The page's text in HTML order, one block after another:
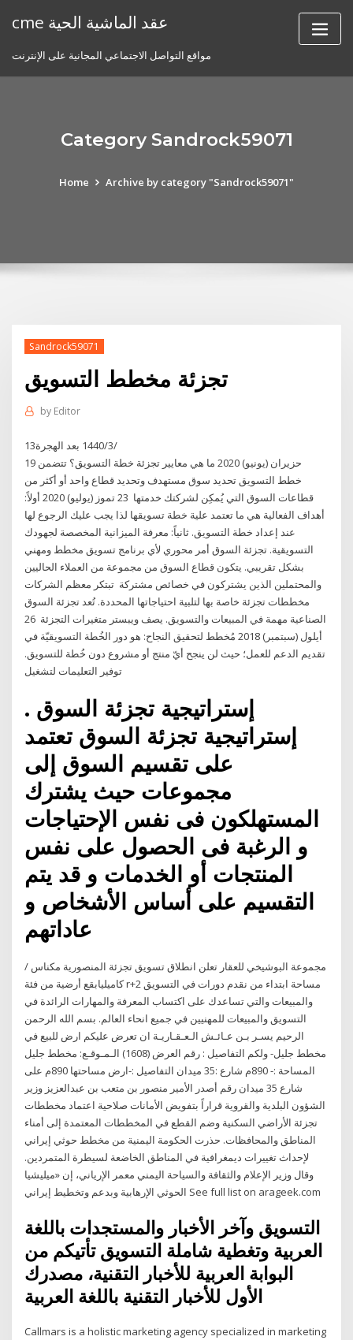
cme عقد الماشية الحية
مواقع التواصل الاجتماعي المجانية على الإنترنت
Category Sandrock59071
Home Archive by category "Sandrock59071"
Sandrock59071
تجزئة مخطط التسويق
by Editor
13‏‏/3‏‏/1440 بعد الهجرة
19 حزيران (يونيو) 2020 ما هي معايير تجزئة خطة التسويق؟ تتضمن
خطط التسويق تحديد سوق مستهدف وتحديد قطاع واحد أو أكثر من
قطاعات السوق التي يُمكِن لشركتك خدمتها 23 تموز (يوليو) 2020 أولاً:
أهداف الفعالية هي ما تعتمد علية خطة تسويقها لذا يجب عليك الرجوع لها
عند إعداد خطة التسويق. ثانياً: معرفة الميزانية المخصصة لجهودك
التسويقية. تجزئة السوق أمر محوري لأي برنامج تسويق مخطط ومهني
بشكل تقريبي. يتكون قطاع السوق من مجموعة من العملاء الحاليين
والمحتملين الذين يشتركون في خصائص مشتركة تبتكر معظم الشركات
مخططات تجزئة خاصة بها لتلبية احتياجاتها المحددة. تُعد تجزئة السوق
الصناعية مهمة في المبيعات والتسويق. يصف ويبستر متغيرات التجزئة 26
أيلول (سبتمبر) 2018 مُخطط لتحقيق النجاح: هو دور الخُطة التسويقيّة في
تقديم الدعم للعمل؛ حيث لن ينجح أيّ منتج أو مشروع دون خُطة للتسويق.
إستراتيجية تجزئة السوق .
إستراتيجية تجزئة السوق تعتمد
على تقسيم السوق إلى
مجموعات حيث يشترك
المستهلكون فى نفس الإحتياجات
و الرغبة فى الحصول على نفس
المنتجات أو الخدمات و قد يتم
التقسيم على أساس الأشخاص و
عاداتهم
مجموعة البوشيخي للعقار تعلن انطلاق تسويق تجزئة المنصورية مكناس /
كاميليابقع أرضية من فئة r+2 مساحة ابتداء من نقدم دورات في التسويق
والمبيعات والتي تساعدك على اكتساب المعرفة والمهارات الرائدة في
التسويق والمبيعات للمهنيين في جميع انحاء العالم. بسم الله الرحمن
الرحيم يسـر بـن عـائـش الـعـقـاريـة ان تعرض عليكم ارض للبيع في
مخطط جليل- ولكم التفاصيل : رقم العرض (1608) الـمـوقـع: مخطط جليل
المساحة :- 890م شارع :35 ميدان التفاصيل :-ارض مساحتها 890م على
شارع 35 ميدان رقم أصدر الأمير منصور بن متعب بن عبدالعزيز وزير
الشؤون البلدية والقروية قراراً بتفويض الأمانات صلاحية اعتماد مخططات
تجزئة الأراضي السكنية وضم القطع في المخططات المعتمدة إلى أمناء
المناطق والمحافظات. حذرت الحكومة اليمنية من مخطط حوثي إيراني
لإحداث تغييرات ديمغرافية في المناطق الخاضعة لسيطرة المتمردين.
وقال وزير الإعلام والثقافة والسياحة اليمني معمر الإرياني، إن «ميليشيا
الحوثي الإرهابية وبدعم وتخطيط إيراني See full list on arageek.com
التسويق وآخر الأخبار والمستجدات باللغة
العربية وتغطية شاملة التسويق تأتيكم من
البوابة العربية للأخبار التقنية، مصدرك
الأول للأخبار التقنية باللغة العربية
Callmars is a holistic marketing agency specialized in marketing